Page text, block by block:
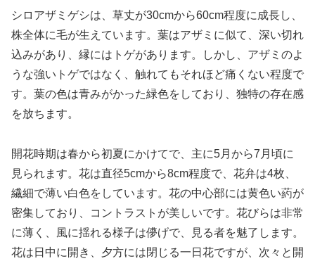
シロアザミゲシは、草丈が30cmから60cm程度に成長し、
株全体に毛が生えています。葉はアザミに似て、深い切れ
込みがあり、縁にはトゲがあります。しかし、アザミのよ
うな強いトゲではなく、触れてもそれほど痛くない程度で
す。葉の色は青みがかった緑色をしており、独特の存在感
を放ちます。
開花時期は春から初夏にかけてで、主に5月から7月頃に
見られます。花は直径5cmから8cm程度で、花弁は4枚、
繊細で薄い白色をしています。花の中心部には黄色い葯が
密集しており、コントラストが美しいです。花びらは非常
に薄く、風に揺れる様子は儚げで、見る者を魅了します。
花は日中に開き、夕方には閉じる一日花ですが、次々と開